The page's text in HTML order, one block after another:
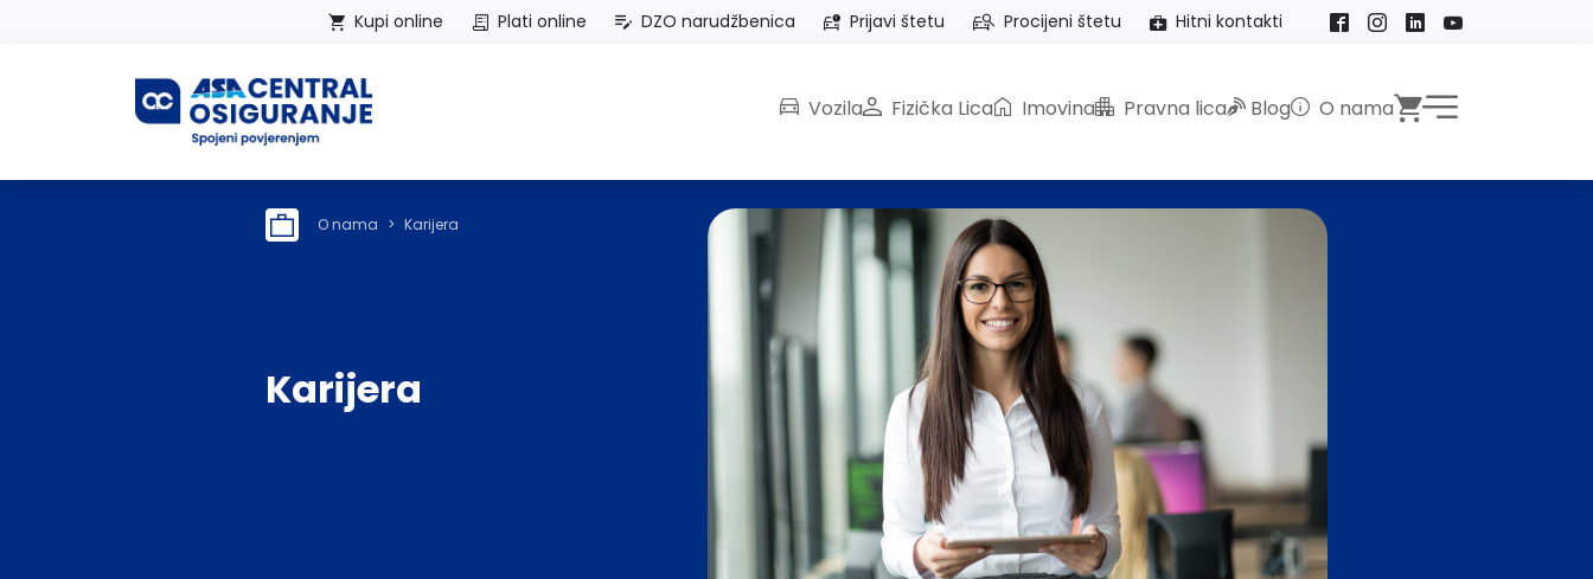
Kupi online Plati online DZO narudžbenica Prijavi štetu Procijeni štetu Hitni kontakti Facebook
Instagram
LinkedInYouTube
Početna
Vozila Fizička Lica Imovina Pravna lica Blog O nama Webshop
O nama Karijera
Karijera